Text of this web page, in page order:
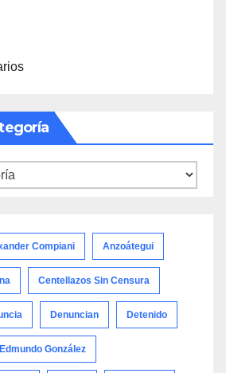
Compiani Anzoátegui
Centellazos Sin Censura
Denuncian Detenido
Edmundo González